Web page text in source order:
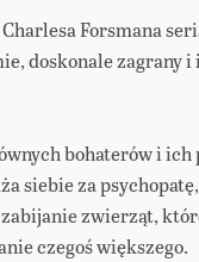
Forsmana
doskonale zagrany
bohaterów i
siebie za
zwierząt,
czegoś większego.